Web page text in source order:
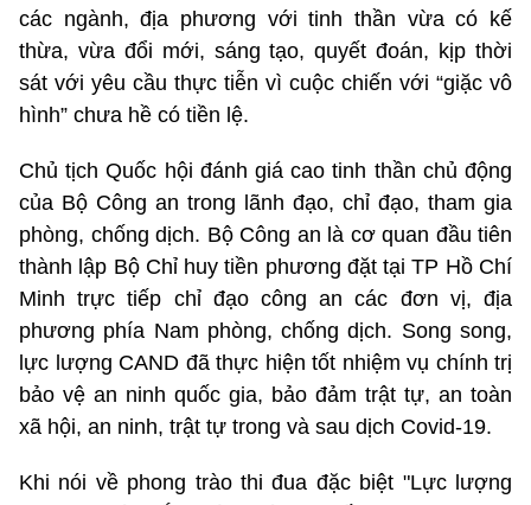
các ngành, địa phương với tinh thần vừa có kế
thừa, vừa đổi mới, sáng tạo, quyết đoán, kịp thời
sát với yêu cầu thực tiễn vì cuộc chiến với “giặc vô
hình” chưa hề có tiền lệ.
Chủ tịch Quốc hội đánh giá cao tinh thần chủ động
của Bộ Công an trong lãnh đạo, chỉ đạo, tham gia
phòng, chống dịch. Bộ Công an là cơ quan đầu tiên
thành lập Bộ Chỉ huy tiền phương đặt tại TP Hồ Chí
Minh trực tiếp chỉ đạo công an các đơn vị, địa
phương phía Nam phòng, chống dịch. Song song,
lực lượng CAND đã thực hiện tốt nhiệm vụ chính trị
bảo vệ an ninh quốc gia, bảo đảm trật tự, an toàn
xã hội, an ninh, trật tự trong và sau dịch Covid-19.
Khi nói về phong trào thi đua đặc biệt "Lực lượng